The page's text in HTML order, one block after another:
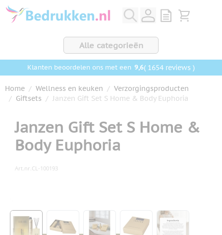
Ga naar de inhoud
View quote,
Bekijk
Alle categorieën
Klanten beoordelen ons met een 9,6( 1654 reviews )
Home / Wellness en keuken / Verzorgingsproducten
/ Giftsets / Janzen Gift Set S Home & Body Euphoria
Janzen Gift Set S Home &
Body Euphoria
Art.nr. CL-100193
View larger imageView larger image
View larger image
View larger image
View larger